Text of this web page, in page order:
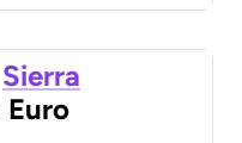
Sierra
Euro